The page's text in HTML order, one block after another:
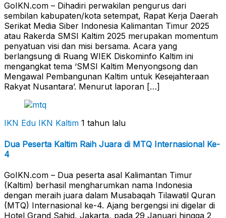
GoIKN.com – Dihadiri perwakilan pengurus dari
sembilan kabupaten/kota setempat, Rapat Kerja Daerah
Serikat Media Siber Indonesia Kalimantan Timur 2025
atau Rakerda SMSI Kaltim 2025 merupakan momentum
penyatuan visi dan misi bersama. Acara yang
berlangsung di Ruang WIEK Diskominfo Kaltim ini
mengangkat tema ‘SMSI Kaltim Menyongsong dan
Mengawal Pembangunan Kaltim untuk Kesejahteraan
Rakyat Nusantara’. Menurut laporan […]
IKN Edu IKN Kaltim 1 tahun lalu
Dua Peserta Kaltim Raih Juara di MTQ Internasional Ke-
4
GoIKN.com – Dua peserta asal Kalimantan Timur
(Kaltim) berhasil mengharumkan nama Indonesia
dengan meraih juara dalam Musabaqah Tilawatil Quran
(MTQ) Internasional ke-4. Ajang bergengsi ini digelar di
Hotel Grand Sahid, Jakarta, pada 29 Januari hingga 2